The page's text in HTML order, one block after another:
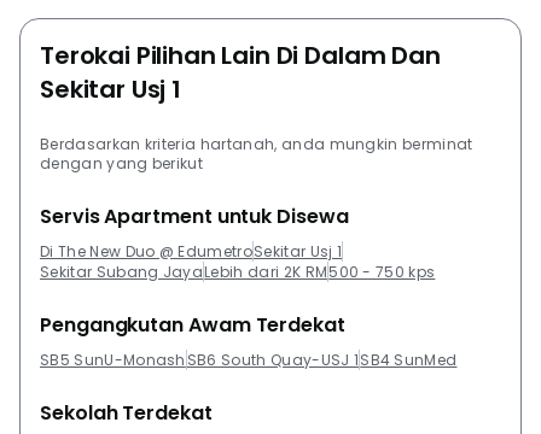
Terokai Pilihan Lain Di Dalam Dan
Sekitar Usj 1
Berdasarkan kriteria hartanah, anda mungkin berminat
dengan yang berikut
Servis Apartment untuk Disewa
Di The New Duo @ EdumetroSekitar Usj 1
Sekitar Subang JayaLebih dari 2K RM500 - 750 kps
Pengangkutan Awam Terdekat
SB5 SunU-Monash SB6 South Quay-USJ 1SB4 SunMed
Sekolah Terdekat